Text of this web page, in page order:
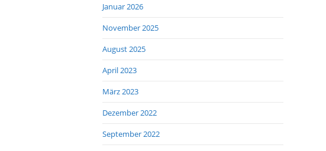
Januar 2026
November 2025
August 2025
April 2023
März 2023
Dezember 2022
September 2022